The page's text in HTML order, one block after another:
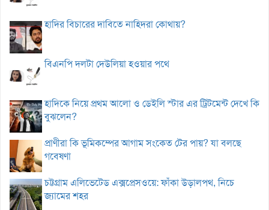
হাদির বিচারের দাবিতে নাহিদরা কোথায়?
বিএনপি দলটা দেউলিয়া হওয়ার পথে
হাদিকে নিয়ে প্রথম আলো ও ডেইলি স্টার এর ট্রিটমেন্ট দেখে কি
বুঝলেন?
প্রাণীরা কি ভূমিকম্পের আগাম সংকেত টের পায়? যা বলছে
গবেষণা
চট্টগ্রাম এলিভেটেড এক্সপ্রেসওয়ে: ফাঁকা উড়ালপথ, নিচে
জ্যামের শহর